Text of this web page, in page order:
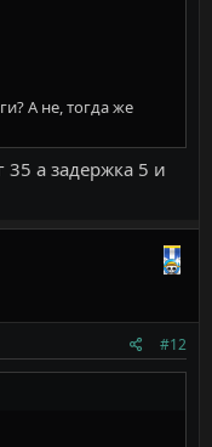
А не, тогда же
35 а задержка 5 и
#12